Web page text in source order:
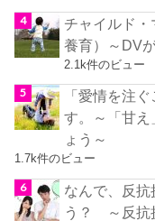
チャイルド
養育）～DV
2.1k件のビュー
「愛情を注
す。～「甘え
ょう～
1.7k件のビュー
なんで、反
う？ ～反抗